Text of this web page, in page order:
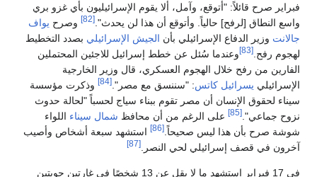
فبراير صرح قائلاً: "أتوقع، وآمل، ألا يقوم الإسرائيليون بأي غزو بري
واسع النطاق [لرفح] حالياً. وأتوقع أن هذا لن يحدث". [82] وصرح يواف
جالانت وزير الدفاع الإسرائيلي بأن الجيش الإسرائيلي بصدد التخطيط
لهجوم رفح. [83]
وعندما سُئل عن خطط إسرائيل للاجئين المحتملين
الفارين من رفح خلال الهجوم العسكري، قال وزير الخارجية
الإسرائيلي يسرائيل كاتس: "سننسق مع مصر". [84]
وذكرت مؤسسة
سيناء لحقوق الإنسان أن مصر تقوم ببناء سياج لحسباً "لحالة حدوث
نزوح جماعي". [85] على الرغم من أن محافظ شمال سيناء اللواء
شوشة صرح بأن هذا ليس صحيحاً. [86]
استشهد سبعة أشخاص وأصيب
آخرون في قصف إسرائيلي لحي النصر.
[87]
في 17 فبراير استشهد ما لا يقل عن 13 شخصًا في غارتين جويتين